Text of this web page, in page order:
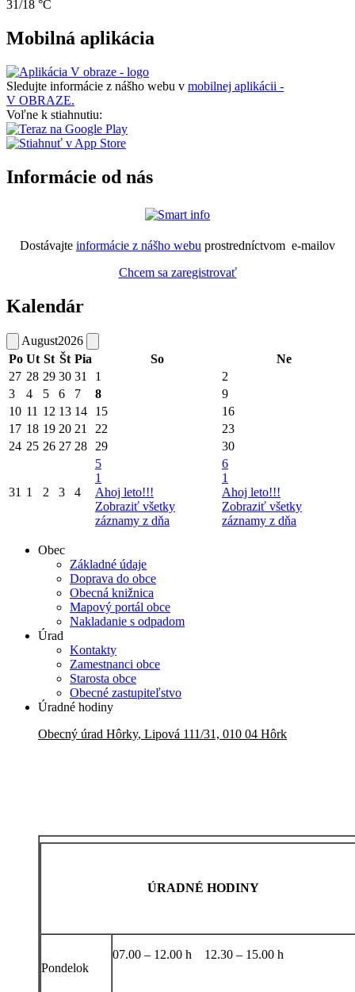
31/18 °C
Mobilná aplikácia
Sledujte informácie z nášho webu v mobilnej aplikácii -
V OBRAZE.
Voľne k stiahnutiu:
Informácie od nás
Dostávajte informácie z nášho webu prostredníctvom e-mailov
Chcem sa zaregistrovať
Kalendár
August2026
Po Ut St Št Pia So
Ne
27 28 29 30 31 1
2
3
4 5 6 7 8
9
10 11 12 13 14 15
16
17 18 19 20 21 22
23
24 25 26 27 28 29 30
31 1 2 3 4
5
1
Ahoj leto!!!
Zobraziť všetky
záznamy z dňa
6
1
Ahoj leto!!!
Zobraziť všetky
záznamy z dňa
Obec
Základné údaje
Doprava do obce
Obecná knižnica
Mapový portál obce
Nakladanie s odpadom
Úrad
Kontakty
Zamestnanci obce
Starosta obce
Obecné zastupiteľstvo
Úradné hodiny
Obecný úrad Hôrky, Lipová 111/31, 010 04 Hôrk
ÚRADNÉ HODINY
Pondelok
07.00 – 12.00 h 12.30 – 15.00 h